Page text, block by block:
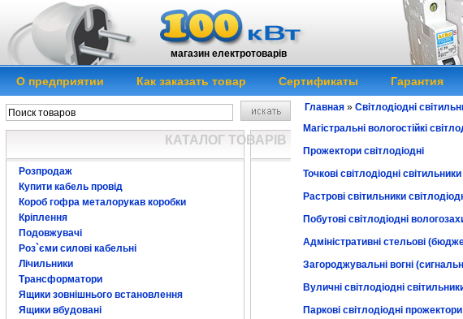
магазин електротоварів
О предприятии Как заказать товар Сертификаты Гарантия
КАТАЛОГ ТОВАРІВ
Розпродаж
Купити кабель провід
Короб гофра металорукав коробки
Кріплення
Подовжувачі
Роз`єми силові кабельні
Лічильники
Трансформатори
Ящики зовнішнього встановлення
Ящики вбудовані
Главная » Світлодіодні
Магістральні вологостійкі
Прожектори світлодіодні
Точкові світлодіодні світильники
Растрові світильники
Побутові світлодіодні
Адміністративні стельові
Загороджувальні вогні
Вуличні світлодіодні
Паркові світлодіодні прожектори